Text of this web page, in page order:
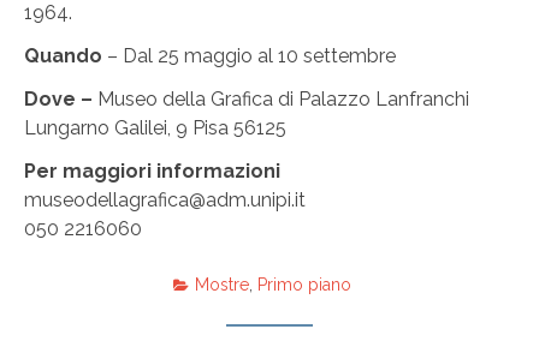
1964.
Quando – Dal 25 maggio al 10 settembre
Dove – Museo della Grafica di Palazzo Lanfranchi
Lungarno Galilei, 9 Pisa 56125
Per maggiori informazioni
museodellagrafica@adm.unipi.it
050 2216060
Mostre, Primo piano